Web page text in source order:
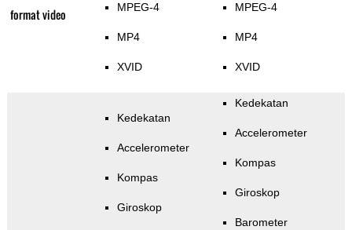
format video MPEG-4
MP4
XVID
MPEG-4
MP4
XVID
Kedekatan
Accelerometer
Kompas
Giroskop
Kedekatan
Accelerometer
Kompas
Giroskop
Barometer